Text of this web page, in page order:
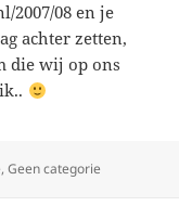
2007/08 en je
achter zetten,
die wij op ons
,Geen categorie